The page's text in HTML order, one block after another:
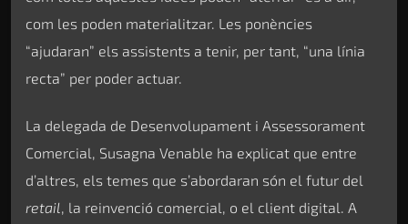
com les poden materialitzar. Les ponències
“ajudaran” els assistents a tenir, per tant, “una línia
recta” per poder actuar.
La delegada de Desenvolupament i Assessorament
Comercial, Susagna Venable ha explicat que entre
d’altres, els temes que s’abordaran són el futur del
retail, la reinvenció comercial, o el client digital. A